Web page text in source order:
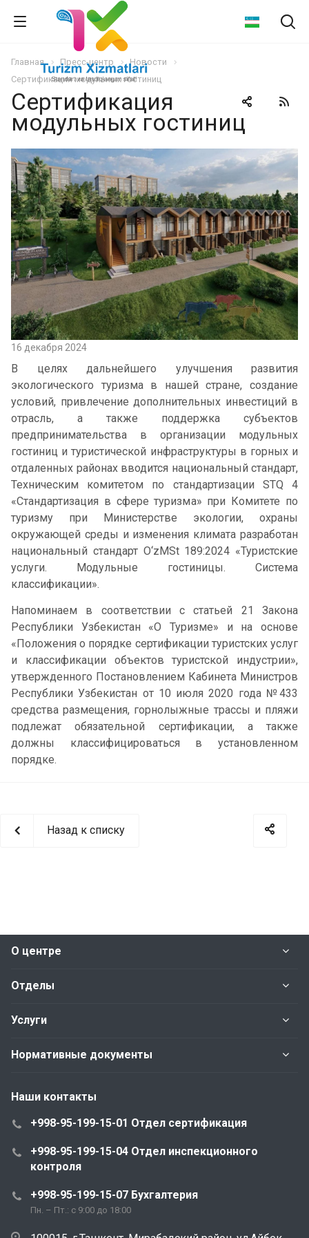
Главная Пресс-центр
Новости
Сертификация модульных гостиниц
Сертификация
модульных гостиниц
16 декабря 2024
В целях дальнейшего улучшения развития
экологического туризма в нашей стране, создание
условий, привлечение дополнительных инвестиций в
отрасль, а также поддержка субъектов
предпринимательства в организации модульных
гостиниц и туристической инфраструктуры в горных и
отдаленных районах вводится национальный стандарт,
Техническим комитетом по стандартизации STQ 4
«Стандартизация в сфере туризма» при Комитете по
туризму при Министерстве экологии, охраны
окружающей среды и изменения климата разработан
национальный стандарт O‘zMSt 189:2024 «Туристские
услуги. Модульные гостиницы. Система
классификации».
Напоминаем в соответствии с статьей 21 Закона
Республики Узбекистан «О Туризме» и на основе
«Положения о порядке сертификации туристских услуг
и классификации объектов туристской индустрии»,
утвержденного Постановлением Кабинета Министров
Республики Узбекистан от 10 июля 2020 года №433
средства размещения, горнолыжные трассы и пляжи
подлежат обязательной сертификации, а также
должны классифицироваться в установленном
порядке.
Назад к списку
О центре
Отделы
Услуги
Нормативные документы
Наши контакты
+998-95-199-15-01 Отдел сертификация
+998-95-199-15-04 Отдел инспекционного
контроля
+998-95-199-15-07 Бухгалтерия
Пн. – Пт.: с 9:00 до 18:00